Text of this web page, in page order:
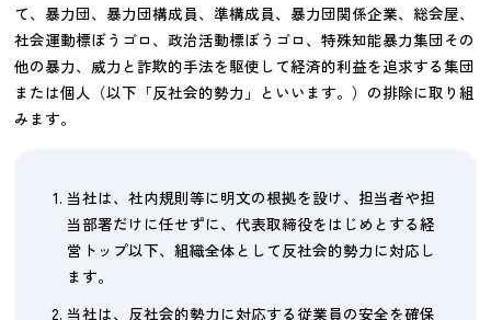
て、暴力団、暴力団構成員、準構成員、暴力団関係企業、総会屋、
社会運動標ぼうゴロ、政治活動標ぼうゴロ、特殊知能暴力集団その
他の暴力、威力と詐欺的手法を駆使して経済的利益を追求する集団
または個人（以下「反社会的勢力」といいます。）の排除に取り組
みます。
当社は、社内規則等に明文の根拠を設け、担当者や担
当部署だけに任せずに、代表取締役をはじめとする経
営トップ以下、組織全体として反社会的勢力に対応し
ます。
当社は、反社会的勢力に対応する従業員の安全を確保